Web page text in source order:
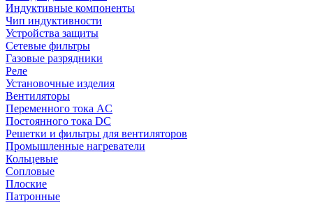
Индуктивные компоненты
Чип индуктивности
Устройства защиты
Сетевые фильтры
Газовые разрядники
Реле
Установочные изделия
Вентиляторы
Переменного тока AC
Постоянного тока DC
Решетки и фильтры для вентиляторов
Промышленные нагреватели
Кольцевые
Сопловые
Плоские
Патронные